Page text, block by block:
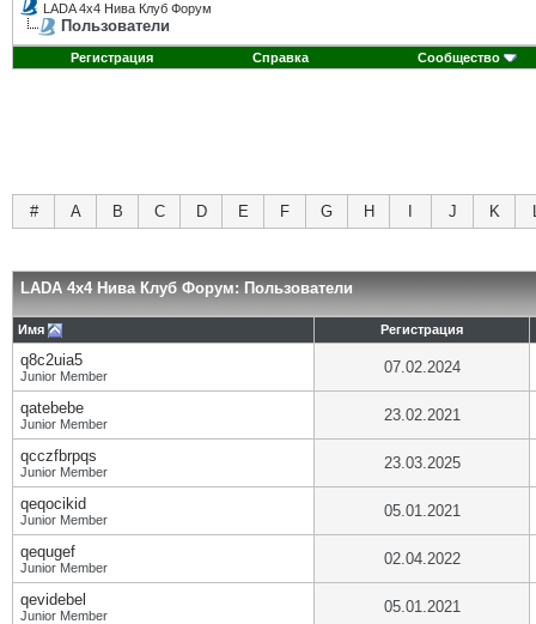
LADA 4x4 Нива Клуб Форум
Пользователи
Регистрация Справка Сообщество
# A B C D E F G H J K
LADA 4x4 Нива Клуб Форум: Пользователи
Имя Регистрация
q8c2uia5
Junior Member 07.02.2024
qatebebe
Junior Member 23.02.2021
qcczfbrpqs
Junior Member 23.03.2025
qeqocikid
Junior Member 05.01.2021
qequgef
Junior Member 02.04.2022
qevidebel
Junior Member 05.01.2021